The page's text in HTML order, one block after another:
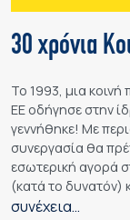
30 χρόνια
Το 1993, μια
ΕΕ οδήγησε στην
γεννήθηκε! Με
συνεργασία θα
εσωτερική αγορά
(κατά το δυνατόν)
συνέχεια…